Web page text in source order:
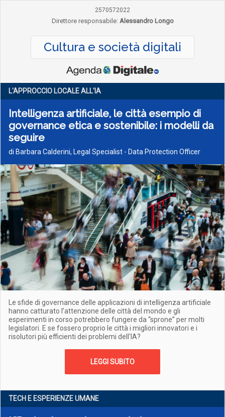
2570572022
Direttore responsabile: Alessandro Longo
Cultura e società digitali
L'APPROCCIO LOCALE ALL'IA
Intelligenza artificiale, le città esempio di
governance etica e sostenibile: i modelli da
seguire
di Barbara Calderini, Legal Specialist - Data Protection Officer
Le sfide di governance delle applicazioni di intelligenza artificiale
hanno catturato l’attenzione delle città del mondo e gli
esperimenti in corso potrebbero fungere da “sprone” per molti
legislatori. E se fossero proprio le città i migliori innovatori e i
risolutori più efficienti dei problemi dell'IA?
LEGGI SUBITO
TECH E ESPERIENZE UMANE